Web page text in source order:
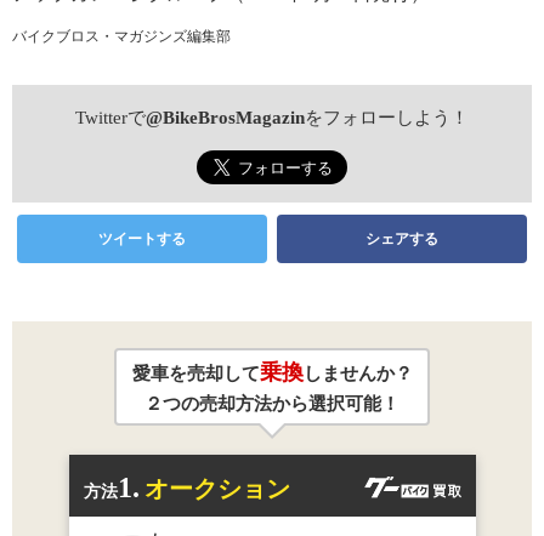
バイクブロス・マガジンズ編集部
Twitterで@BikeBrosMagazinをフォローしよう！
ツイートする シェアする
愛車を売却して乗換しませんか？
２つの売却方法から選択可能！
方法1. オークション